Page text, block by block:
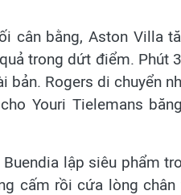
cân bằng, Aston Villa
trong dứt điểm. Phút
bản. Rogers di chuyển
Youri Tielemans
lập siêu phẩm
cấm rồi cứa lòng